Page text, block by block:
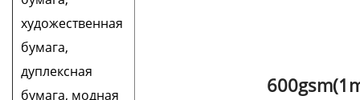
художественная
бумага,
дуплексная
бумага, модная